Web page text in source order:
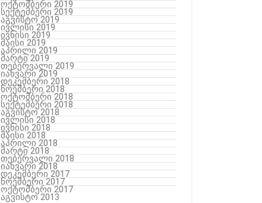
ოქტომბერი 2019
სექტემბერი 2019
აგვისტო 2019
ივლისი 2019
ივნისი 2019
მაისი 2019
აპრილი 2019
მარტი 2019
თებერვალი 2019
იანვარი 2019
დეკემბერი 2018
ნოემბერი 2018
ოქტომბერი 2018
სექტემბერი 2018
აგვისტო 2018
ივლისი 2018
ივნისი 2018
მაისი 2018
აპრილი 2018
მარტი 2018
თებერვალი 2018
იანვარი 2018
დეკემბერი 2017
ნოემბერი 2017
ოქტომბერი 2017
აგვისტო 2013